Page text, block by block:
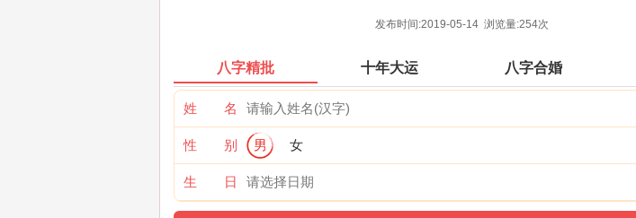
发布时间:2019-05-14 浏览量:254次
八字精批 十年大运 八字合婚
姓 名
性 别 男 女
生 日